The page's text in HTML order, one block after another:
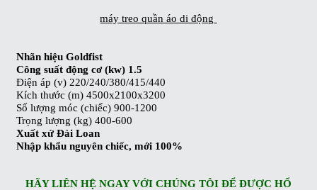
máy treo quần áo di động
Nhãn hiệuGoldfist
Công suất động cơ (kw) 1.5
Điện áp (v) 220/240/380/415/440
Kích thước (m) 4500x2100x3200
Số lượng móc (chiếc) 900-1200
Trọng lượng (kg) 400-600
Xuất xứ Đài Loan
Nhập khẩu nguyên chiếc, mới 100%
HÃY LIÊN HỆ NGAY VỚI CHÚNG TÔI ĐỂ ĐƯỢC HỔ